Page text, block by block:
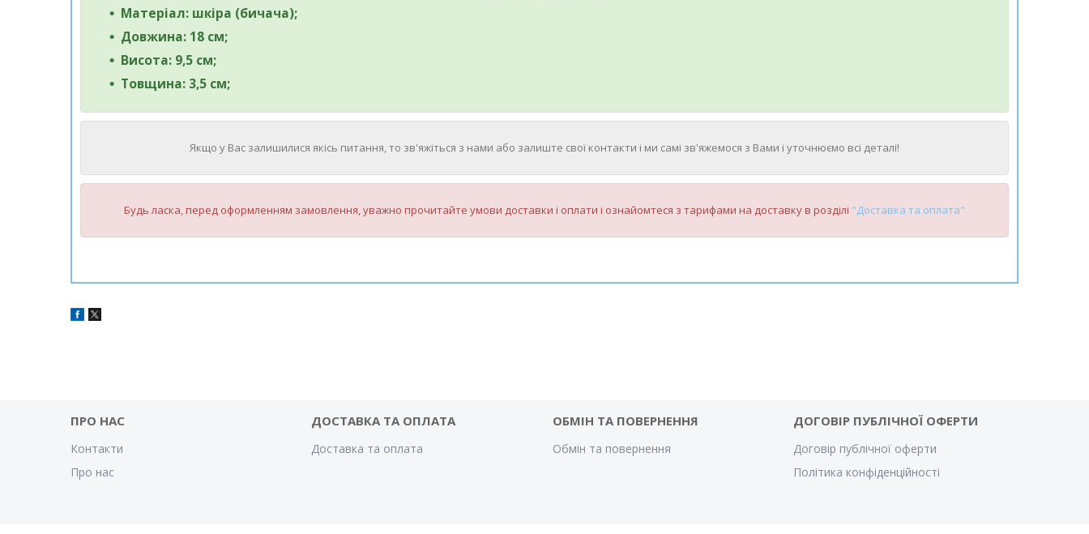
Матеріал: шкіра (бичача);
Довжина: 18 см;
Висота: 9,5 см;
Товщина: 3,5 см;
Якщо у Вас залишилися якісь питання, то зв'яжіться з нами або залиште свої контакти і ми самі зв'яжемося з Вами і уточнюємо всі деталі!
Будь ласка, перед оформленням замовлення, уважно прочитайте умови доставки і оплати і ознайомтеся з тарифами на доставку в розділі "Доставка та оплата"
ПРО НАС
Контакти
Про нас
ДОСТАВКА ТА ОПЛАТА
Доставка та оплата
ОБМІН ТА ПОВЕРНЕННЯ
Обмін та повернення
ДОГОВІР ПУБЛІЧНОЇ ОФЕРТИ
Договір публічної оферти
Політика конфіденційності